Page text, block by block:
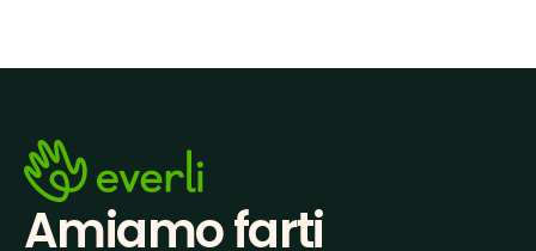
Amiamo farti